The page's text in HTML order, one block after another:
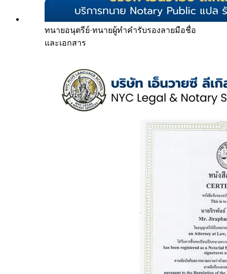
ทนายอนุตรีย์·ทนายผู้ทำคำรับรองลายมือชื่อ
และเอกสาร